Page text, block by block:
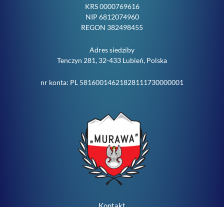
KRS 0000769616
NIP 6812074960
REGON 382498455
Adres siedziby
Tenczyn 281, 32-433 Lubień, Polska
nr konta: PL 58160014621828111730000001